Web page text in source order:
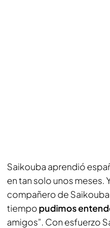
Saikouba aprendió
en tan solo unos meses.
compañero de
tiempo pudimos
amigos”. Con esfuerzo